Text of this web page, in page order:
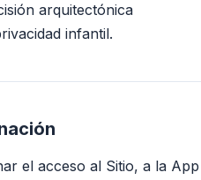
arquitectónica
infantil.
el acceso al Sitio, a la App